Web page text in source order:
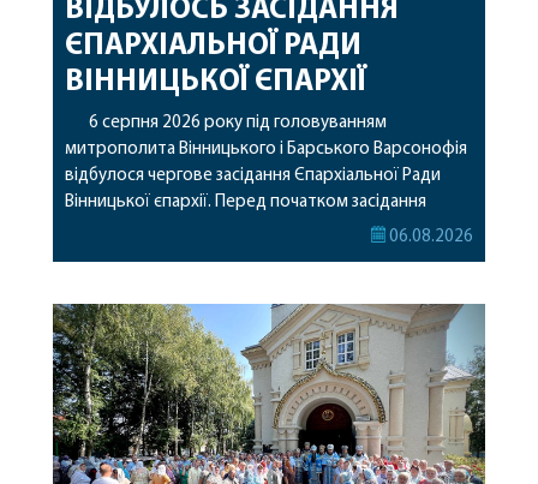
ВІДБУЛОСЬ ЗАСІДАННЯ
ЄПАРХІАЛЬНОЇ РАДИ
ВІННИЦЬКОЇ ЄПАРХІЇ
6 серпня 2026 року під головуванням
митрополита Вінницького і Барського Варсонофія
відбулося чергове засідання Єпархіальної Ради
Вінницької єпархії. Перед початком засідання
секретар Єпархіальної Ради від імені членів Ради
побажавши йому міцного здоров’я, Божої
допомоги, миру, духовної радості та
благословенних успіхів у подальшому
архіпастирському служінні. […]
06.08.2026